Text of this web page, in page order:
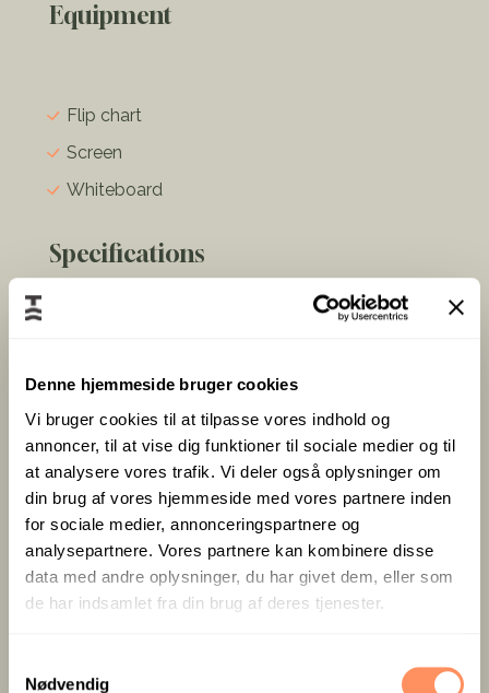
Denne hjemmeside bruger cookies
Vi bruger cookies til at tilpasse vores indhold og
annoncer, til at vise dig funktioner til sociale medier og til
at analysere vores trafik. Vi deler også oplysninger om
din brug af vores hjemmeside med vores partnere inden
for sociale medier, annonceringspartnere og
analysepartnere. Vores partnere kan kombinere disse
data med andre oplysninger, du har givet dem, eller som
de har indsamlet fra din brug af deres tjenester.
Nødvendig
Equipment
Flip chart
Screen
Whiteboard
Specifications
Polycom Studio video bar
Information
A really pleasant way to bring nature indoors
– or work outdoors.